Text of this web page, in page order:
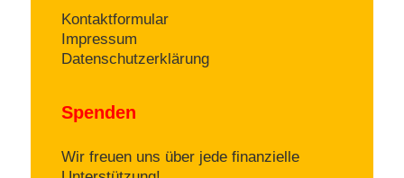
Kontaktformular
Impressum
Datenschutzerklärung
Spenden
Wir freuen uns über jede finanzielle